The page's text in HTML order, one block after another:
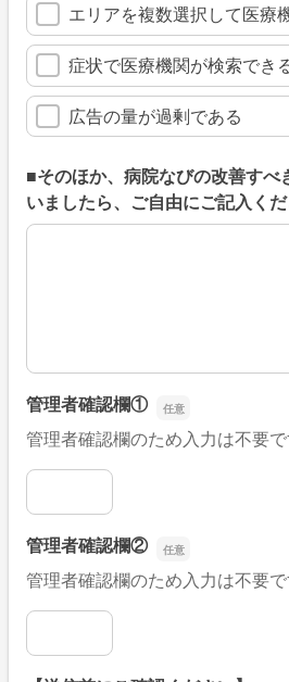
エリアを複数選択して医療
症状で医療機関が検索でき
広告の量が過剰である
■そのほか、病院なびの改善すべ
いましたら、ご自由にご記入く
■そのほか、病院なびの改善す
管理者確認欄①
管理者確認欄のため入力は不要で
管理者確認欄①
管理者確認欄②
管理者確認欄のため入力は不要で
管理者確認欄②